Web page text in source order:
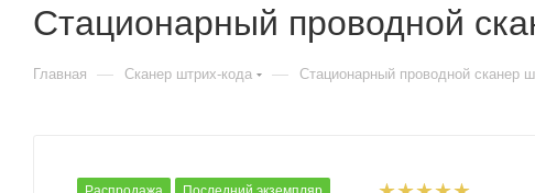
Стационарный проводной
Главная — Сканер штрих-кода — Стационарный проводной сканер